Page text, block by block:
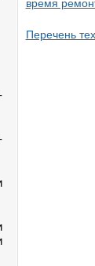
время
Перечень